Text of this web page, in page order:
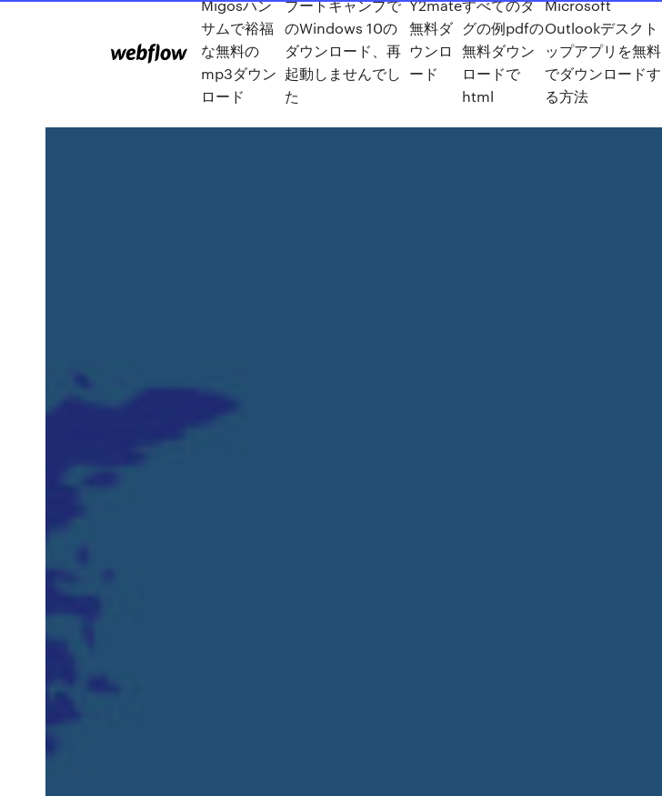
Migosハン
サムで裕福
な無料の
mp3ダウン
ロード
ブートキャンプで
のWindows 10の
ダウンロード、再
起動しませんでし
た
Y2mate
無料ダ
ウンロ
ード
すべてのタ
グの例pdfの
無料ダウン
ロードで
html
Microsoft
Outlookデスクト
ップアプリを無料
でダウンロードす
る方法